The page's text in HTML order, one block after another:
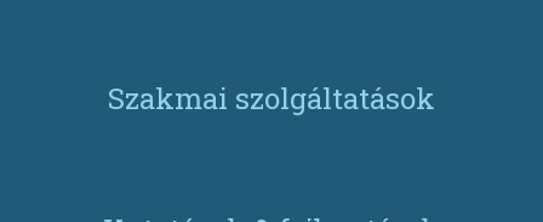
Szakmai szolgáltatások